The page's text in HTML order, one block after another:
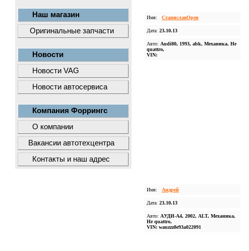
Наш магазин
Оригинальные запчасти
Новости
Новости VAG
Новости автосервиса
Компания Форрингс
О компании
Вакансии автотехцентра
Контакты и наш адрес
Имя: СтаниславОрен
Дата: 23.10.13
Авто: Audi80, 1993, abk, Механика, Не
quattro,
VIN:
Имя: Андрей
Дата: 23.10.13
Авто: AУДИ-А4, 2002, ALT, Механика,
Не quattro,
VIN: wauzzz8e93a022091